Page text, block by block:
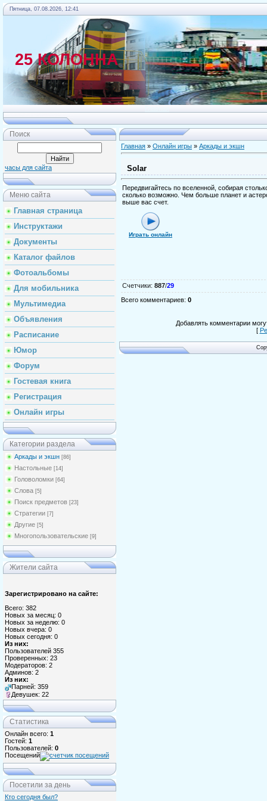
Пятница, 07.08.2026, 12:41
25 КОЛОННА
Поиск
часы для сайта
Меню сайта
Главная страница
Инструктажи
Документы
Каталог файлов
Фотоальбомы
Для мобильника
Мультимедиа
Объявления
Расписание
Юмор
Форум
Гостевая книга
Регистрация
Онлайн игры
Категории раздела
Аркады и экшн [86]
Настольные [14]
Головоломки [64]
Слова [5]
Поиск предметов [23]
Стратегии [7]
Другие [5]
Многопользовательские [9]
Жители сайта
Зарегистрировано на сайте:
Всего: 382
Новых за месяц: 0
Новых за неделю: 0
Новых вчера: 0
Новых сегодня: 0
Из них:
Пользователей 355
Проверенных: 23
Модераторов: 2
Админов: 2
Из них:
Парней: 359
Девушек: 22
Статистика
Онлайн всего: 1
Гостей: 1
Пользователей: 0
Посещений
Посетили за день
Кто сегодня был?
Главная » Онлайн игры » Аркады и экшн
Solar
Передвигайтесь по вселенной, собирая
сколько возможно. Чем больше планет и
выше вас счет.
Играть онлайн
Счетчики: 887/29
Всего комментариев: 0
Добавлять комментарии
[